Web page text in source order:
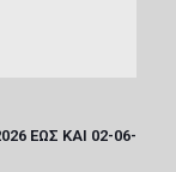
ΕΩΣ ΚΑΙ 02-06-